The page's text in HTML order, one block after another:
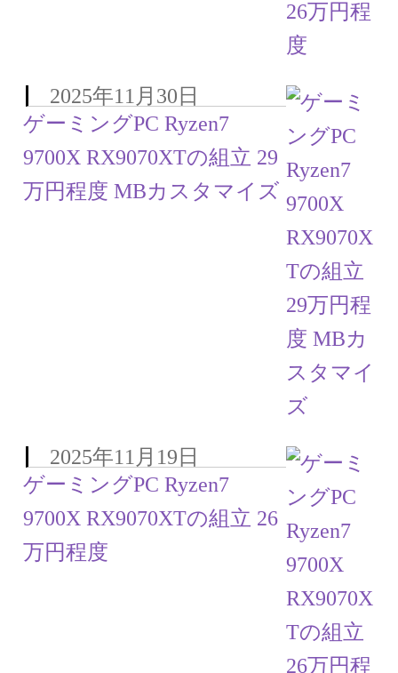
ゲーミングPC Ryzen7
9700X RX9070XTの組立 29
万円程度 MBカスタマイズ
2025年11月30日
ゲーミングPC Ryzen7
9700X RX9070XTの組立 26
万円程度
2025年11月19日